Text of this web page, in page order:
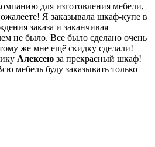
для изготовления мебели,
Я заказывала шкаф-купе в
заказа и заканчивая
не было. Все было сделано очень
же мне ещё скидку сделали!
Алексею за прекрасный шкаф!
мебель буду заказывать только